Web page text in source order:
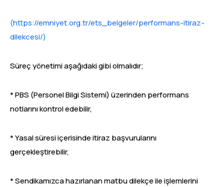
(https://emniyet.org.tr/ets_belgeler/performans-itiraz-
dilekcesi/)
Süreç yönetimi aşağıdaki gibi olmalıdır;
* PBS (Personel Bilgi Sistemi) üzerinden performans
notlarını kontrol edebilir,
* Yasal süresi içerisinde itiraz başvurularını
gerçekleştirebilir,
* Sendikamızca hazırlanan matbu dilekçe ile işlemlerini